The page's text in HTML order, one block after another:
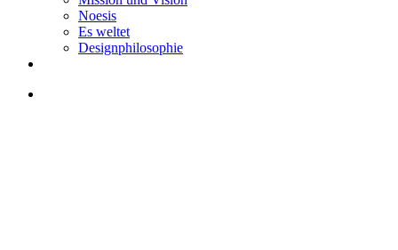
Noesis
Es weltet
Designphilosophie